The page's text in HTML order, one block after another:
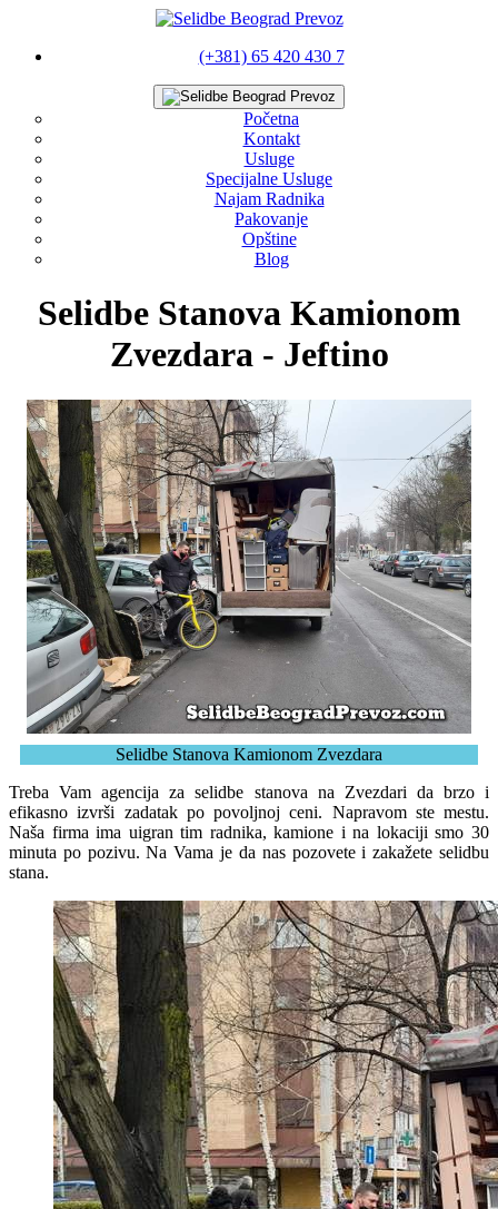
(+381) 65 420 430 7
Početna
Kontakt
Usluge
Specijalne Usluge
Najam Radnika
Pakovanje
Opštine
Blog
Selidbe Stanova Kamionom
Zvezdara - Jeftino
Selidbe Stanova Kamionom Zvezdara
Treba Vam agencija za selidbe stanova na Zvezdari da brzo i
efikasno izvrši zadatak po povoljnoj ceni. Napravom ste mestu.
Naša firma ima uigran tim radnika, kamione i na lokaciji smo 30
minuta po pozivu. Na Vama je da nas pozovete i zakažete selidbu
stana.